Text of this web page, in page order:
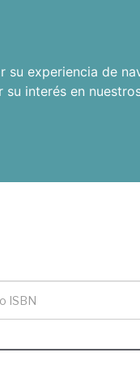
experiencia de
su interés en